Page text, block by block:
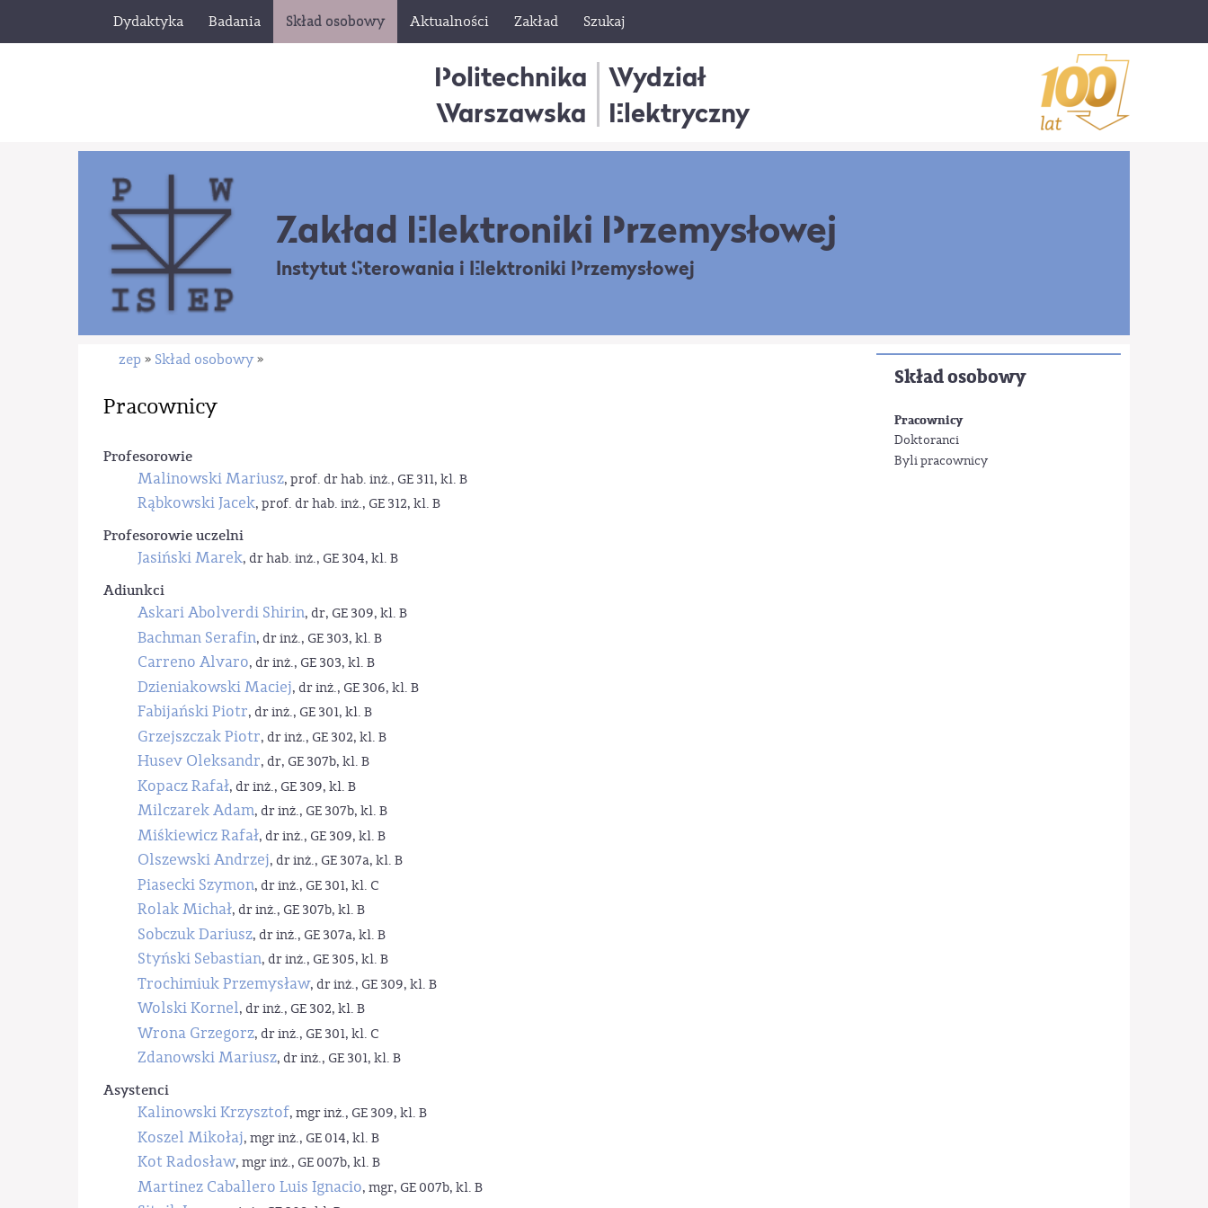
Dydaktyka Badania Skład osobowy Aktualności Zakład Szukaj
Politechnika
Warszawska
Wydział
Elektryczny
Zakład Elektroniki Przemysłowej
Instytut Sterowania i Elektroniki Przemysłowej
Skład osobowy
Pracownicy
Doktoranci
Byli pracownicy
zep » Skład osobowy »
Pracownicy
Profesorowie
Malinowski Mariusz, prof. dr hab. inż., GE 311, kl. B
Rąbkowski Jacek, prof. dr hab. inż., GE 312, kl. B
Profesorowie uczelni
Jasiński Marek, dr hab. inż., GE 304, kl. B
Adiunkci
Askari Abolverdi Shirin, dr, GE 309, kl. B
Bachman Serafin, dr inż., GE 303, kl. B
Carreno Alvaro, dr inż., GE 303, kl. B
Dzieniakowski Maciej, dr inż., GE 306, kl. B
Fabijański Piotr, dr inż., GE 301, kl. B
Grzejszczak Piotr, dr inż., GE 302, kl. B
Husev Oleksandr, dr, GE 307b, kl. B
Kopacz Rafał, dr inż., GE 309, kl. B
Milczarek Adam, dr inż., GE 307b, kl. B
Miśkiewicz Rafał, dr inż., GE 309, kl. B
Olszewski Andrzej, dr inż., GE 307a, kl. B
Piasecki Szymon, dr inż., GE 301, kl. C
Rolak Michał, dr inż., GE 307b, kl. B
Sobczuk Dariusz, dr inż., GE 307a, kl. B
Styński Sebastian, dr inż., GE 305, kl. B
Trochimiuk Przemysław, dr inż., GE 309, kl. B
Wolski Kornel, dr inż., GE 302, kl. B
Wrona Grzegorz, dr inż., GE 301, kl. C
Zdanowski Mariusz, dr inż., GE 301, kl. B
Asystenci
Kalinowski Krzysztof, mgr inż., GE 309, kl. B
Koszel Mikołaj, mgr inż., GE 014, kl. B
Kot Radosław, mgr inż., GE 007b, kl. B
Martinez Caballero Luis Ignacio, mgr, GE 007b, kl. B